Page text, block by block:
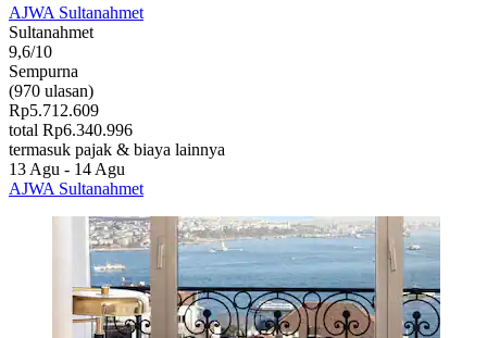
AJWA Sultanahmet
Sultanahmet
9,6/10
Sempurna
(970 ulasan)
Rp5.712.609
total Rp6.340.996
termasuk pajak & biaya lainnya
13 Agu - 14 Agu
AJWA Sultanahmet